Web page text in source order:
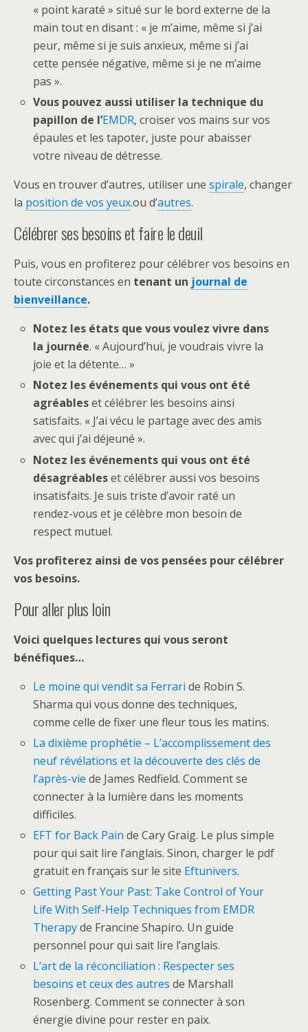
« point karaté » situé sur le bord externe de la
main tout en disant : « je m’aime, même si j’ai
peur, même si je suis anxieux, même si j’ai
cette pensée négative, même si je ne m’aime
pas ».
Vous pouvez aussi utiliser la technique du
papillon de l’EMDR, croiser vos mains sur vos
épaules et les tapoter, juste pour abaisser
votre niveau de détresse.
Vous en trouver d’autres, utiliser une spirale, changer
la position de vos yeux.ou d’autres.
Célébrer ses besoins et faire le deuil
Puis, vous en profiterez pour célébrer vos besoins en
toute circonstances en tenant un journal de
bienveillance.
Notez les états que vous voulez vivre dans
la journée. « Aujourd’hui, je voudrais vivre la
joie et la détente… »
Notez les événements qui vous ont été
agréableset célébrer les besoins ainsi
satisfaits. « J’ai vécu le partage avec des amis
avec qui j’ai déjeuné ».
Notez les événements qui vous ont été
désagréableset célébrer aussi vos besoins
insatisfaits. Je suis triste d’avoir raté un
rendez-vous et je célèbre mon besoin de
respect mutuel.
Vos profiterez ainsi de vos pensées pour célébrer
vos besoins.
Pour aller plus loin
Voici quelques lectures qui vous seront
bénéfiques…
Le moine qui vendit sa Ferrari de Robin S.
Sharma qui vous donne des techniques,
comme celle de fixer une fleur tous les matins.
La dixième prophétie – L’accomplissement des
neuf révélations et la découverte des clés de
l’après-vie de James Redfield. Comment se
connecter à la lumière dans les moments
difficiles.
EFT for Back Pain de Cary Graig. Le plus simple
pour qui sait lire l’anglais. Sinon, charger le pdf
gratuit en français sur le site Eftunivers.
Getting Past Your Past: Take Control of Your
Life With Self-Help Techniques from EMDR
Therapyde Francine Shapiro. Un guide
personnel pour qui sait lire l’anglais.
L’art de la réconciliation : Respecter ses
besoins et ceux des autres de Marshall
Rosenberg. Comment se connecter à son
énergie divine pour rester en paix.